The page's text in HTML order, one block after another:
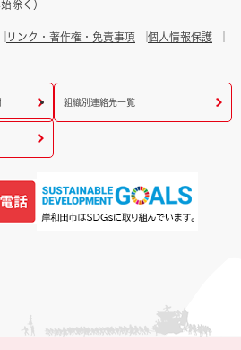
除く）
リンク・著作権・免責事項
個人情報保護
組織別連絡先一覧